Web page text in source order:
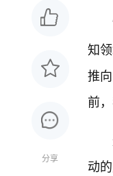
分享
知
推
前
动